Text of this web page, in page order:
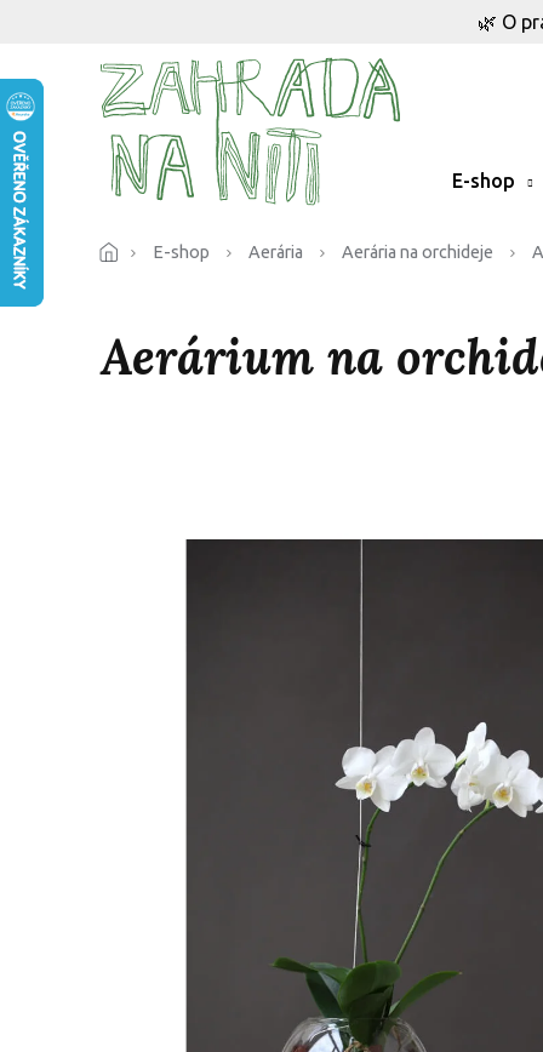
🌿 O
E-shop
E-shop Aerária Aerária na orchideje
Aerárium na